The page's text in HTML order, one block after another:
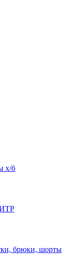
х/б
ИТР
брюки, шорты